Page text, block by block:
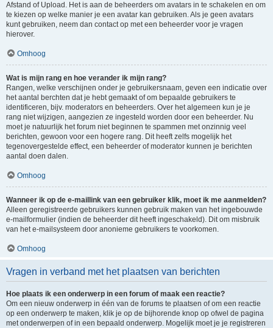
Afstand of Upload. Het is aan de beheerders om avatars in te schakelen en om
te kiezen op welke manier je een avatar kan gebruiken. Als je geen avatars
kunt gebruiken, neem dan contact op met een beheerder voor je vragen
hierover.
Omhoog
Wat is mijn rang en hoe verander ik mijn rang?
Rangen, welke verschijnen onder je gebruikersnaam, geven een indicatie over
het aantal berchten dat je hebt gemaakt of om bepaalde gebruikers te
identificeren, bijv. moderators en beheerders. Over het algemeen kun je je
rang niet wijzigen, aangezien ze ingesteld worden door een beheerder. Nu
moet je natuurlijk het forum niet beginnen te spammen met onzinnig veel
berichten, gewoon voor een hogere rang. Dit heeft zelfs mogelijk het
tegenovergestelde effect, een beheerder of moderator kunnen je berichten
aantal doen dalen.
Omhoog
Wanneer ik op de e-maillink van een gebruiker klik, moet ik me aanmelden?
Alleen geregistreerde gebruikers kunnen gebruik maken van het ingebouwde
e-mailformulier (indien de beheerder dit heeft ingeschakeld). Dit om misbruik
van het e-mailsysteem door anonieme gebruikers te voorkomen.
Omhoog
Vragen in verband met het plaatsen van berichten
Hoe plaats ik een onderwerp in een forum of maak een reactie?
Om een nieuw onderwerp in één van de forums te plaatsen of om een reactie
op een onderwerp te maken, klik je op de bijhorende knop op ofwel de pagina
met onderwerpen of in een bepaald onderwerp. Mogelijk moet je je registreren